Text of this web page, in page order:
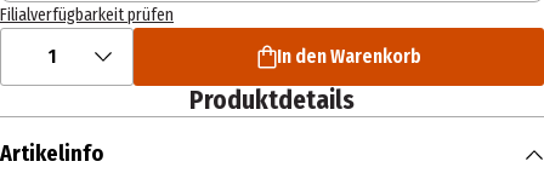
Filialverfügbarkeit prüfen
1 In den Warenkorb
Produktdetails
Artikelinfo